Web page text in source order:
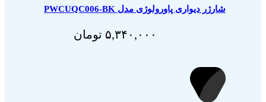
شارژر دیواری پاورولوژی مدل PWCUQC006-BK
۵,۳۴۰,۰۰۰ تومان